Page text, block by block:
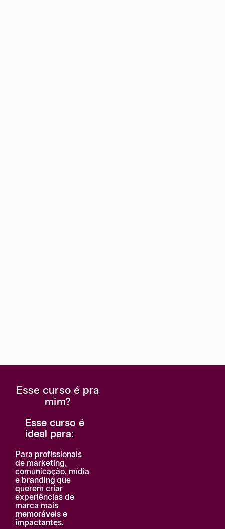
Esse curso é pra
mim?
Esse curso é
ideal para:
Para profissionais
de marketing,
comunicação, mídia
e branding que
querem criar
experiências de
marca mais
memoráveis e
impactantes.